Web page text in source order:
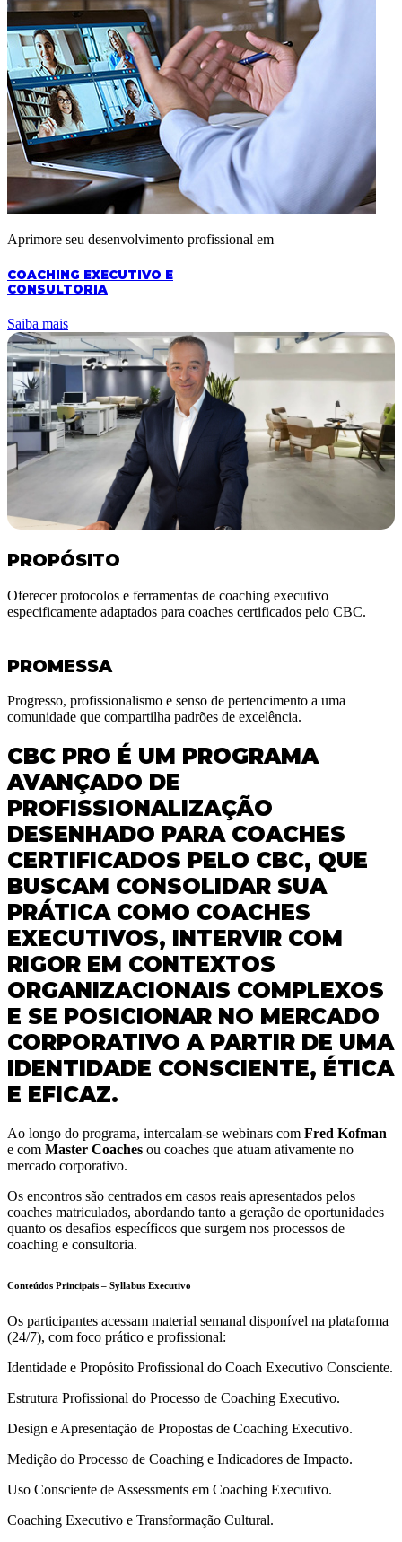
Aprimore seu desenvolvimento profissional em
COACHING EXECUTIVO E
CONSULTORIA
Saiba mais
PROPÓSITO
Oferecer protocolos e ferramentas de coaching executivo
especificamente adaptados para coaches certificados pelo CBC.
PROMESSA
Progresso, profissionalismo e senso de pertencimento a uma
comunidade que compartilha padrões de excelência.
CBC PRO É UM PROGRAMA
AVANÇADO DE
PROFISSIONALIZAÇÃO
DESENHADO PARA COACHES
CERTIFICADOS PELO CBC, QUE
BUSCAM CONSOLIDAR SUA
PRÁTICA COMO COACHES
EXECUTIVOS, INTERVIR COM
RIGOR EM CONTEXTOS
ORGANIZACIONAIS COMPLEXOS
E SE POSICIONAR NO MERCADO
CORPORATIVO A PARTIR DE UMA
IDENTIDADE CONSCIENTE, ÉTICA
E EFICAZ.
Ao longo do programa, intercalam-se webinars com Fred Kofman
e com Master Coaches ou coaches que atuam ativamente no
mercado corporativo.
Os encontros são centrados em casos reais apresentados pelos
coaches matriculados, abordando tanto a geração de oportunidades
quanto os desafios específicos que surgem nos processos de
coaching e consultoria.
Conteúdos Principais – Syllabus Executivo
Os participantes acessam material semanal disponível na plataforma
(24/7), com foco prático e profissional:
Identidade e Propósito Profissional do Coach Executivo Consciente.
Estrutura Profissional do Processo de Coaching Executivo.
Design e Apresentação de Propostas de Coaching Executivo.
Medição do Processo de Coaching e Indicadores de Impacto.
Uso Consciente de Assessments em Coaching Executivo.
Coaching Executivo e Transformação Cultural.